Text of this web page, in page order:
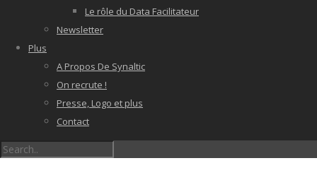
Le rôle du Data Facilitateur
Newsletter
Plus
A Propos De Synaltic
On recrute !
Presse, Logo et plus
Contact